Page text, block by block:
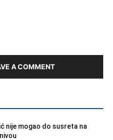
A COMMENT
nije mogao do susreta na